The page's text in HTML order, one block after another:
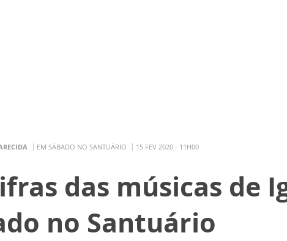
EM SÁBADO NO SANTUÁRIO 15 FEV 2020 - 11H00
das músicas de
no Santuário